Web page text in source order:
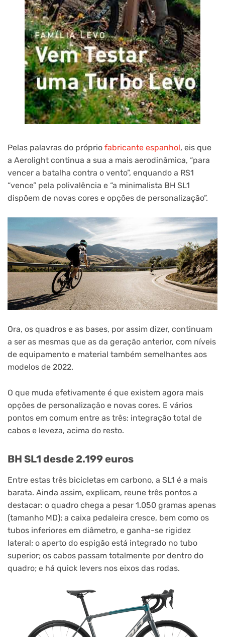
Pelas palavras do próprio fabricante espanhol, eis que
a Aerolight continua a sua a mais aerodinâmica, “para
vencer a batalha contra o vento”, enquando a RS1
“vence” pela polivalência e “a minimalista BH SL1
dispõem de novas cores e opções de personalização”.
Ora, os quadros e as bases, por assim dizer, continuam
a ser as mesmas que as da geração anterior, com níveis
de equipamento e material também semelhantes aos
modelos de 2022.
O que muda efetivamente é que existem agora mais
opções de personalização e novas cores. E vários
pontos em comum entre as três: integração total de
cabos e leveza, acima do resto.
BH SL1 desde 2.199 euros
Entre estas três bicicletas em carbono, a SL1 é a mais
barata. Ainda assim, explicam, reune três pontos a
destacar: o quadro chega a pesar 1.050 gramas apenas
(tamanho MD); a caixa pedaleira cresce, bem como os
tubos inferiores em diâmetro, e ganha-se rigidez
lateral; o aperto do espigão está integrado no tubo
superior; os cabos passam totalmente por dentro do
quadro; e há quick levers nos eixos das rodas.